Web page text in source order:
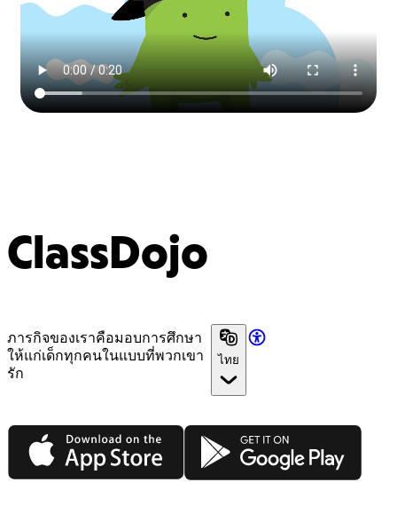
ClassDojo
ภารกิจของเราคือมอบการศึกษา
ให้แก่เด็กทุกคนในแบบที่พวกเขา
รัก
ไทย
App Store Google Play